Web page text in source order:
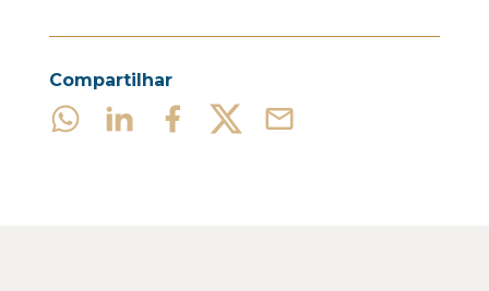
Compartilhar